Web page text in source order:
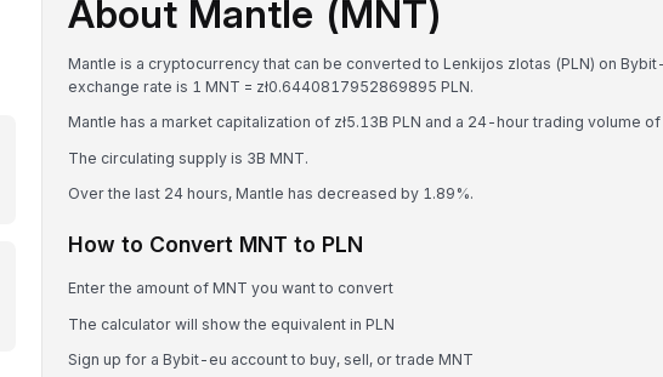
About Mantle (MNT)
Mantle is a cryptocurrency that can be converted to Lenkijos zlotas (PLN) on
exchange rate is 1 MNT = zł0.6440817952869895 PLN.
Mantle has a market capitalization of zł5.13B PLN and a 24-hour trading volume of
The circulating supply is 3B MNT.
Over the last 24 hours, Mantle has decreased by 1.89%.
How to Convert MNT to PLN
Enter the amount of MNT you want to convert
The calculator will show the equivalent in PLN
Sign up for a Bybit-eu account to buy, sell, or trade MNT